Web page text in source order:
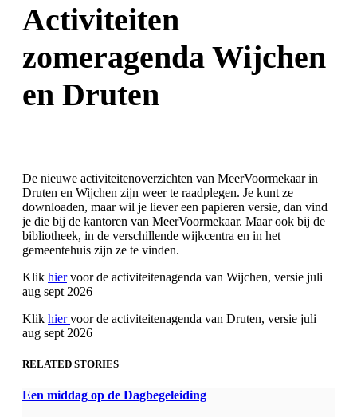
Activiteiten
zomeragenda Wijchen
en Druten
De nieuwe activiteitenoverzichten van MeerVoormekaar in
Druten en Wijchen zijn weer te raadplegen. Je kunt ze
downloaden, maar wil je liever een papieren versie, dan vind
je die bij de kantoren van MeerVoormekaar. Maar ook bij de
bibliotheek, in de verschillende wijkcentra en in het
gemeentehuis zijn ze te vinden.
Klik hiervoor de activiteitenagenda van Wijchen, versie juli
aug sept 2026
Klik hiervoor de activiteitenagenda van Druten, versie juli
aug sept 2026
RELATED STORIES
Een middag op de Dagbegeleiding